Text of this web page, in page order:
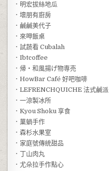
．明宏拔絲地瓜
．壞朋有廚房
．鹹鹹美代子
．來呷飯桌
．試蔬看 Cubalah
．Ibtcoffee
．帰‧和風揚げ物専売
．HowBar Café 好吧咖啡
．LEFRENCHQUICHE 法式鹹派
．一涼製冰所
．Kyou Shoku 享食
．菓蝸手作
．森杉水果室
．家庭號傳統甜品
．丁山肉丸
．尤朵拉手作點心